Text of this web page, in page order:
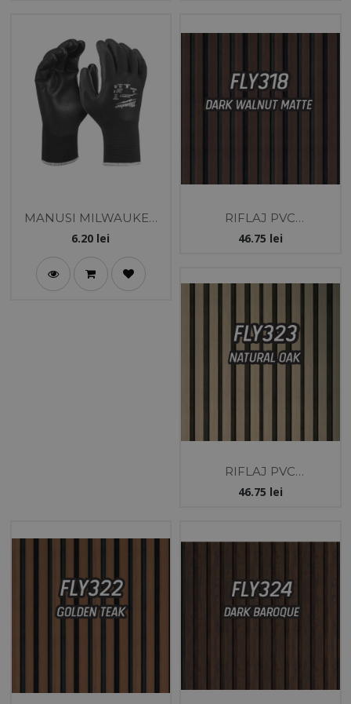
MANUSI MILWAUKEE
DE UZ GENERAL 9/L
6.20 lei
RIFLAJ PVC
12X121X2800 MM-NUC
46.75 lei
RIFLAJ PVC
12X121X2800 MM-
46.75 lei